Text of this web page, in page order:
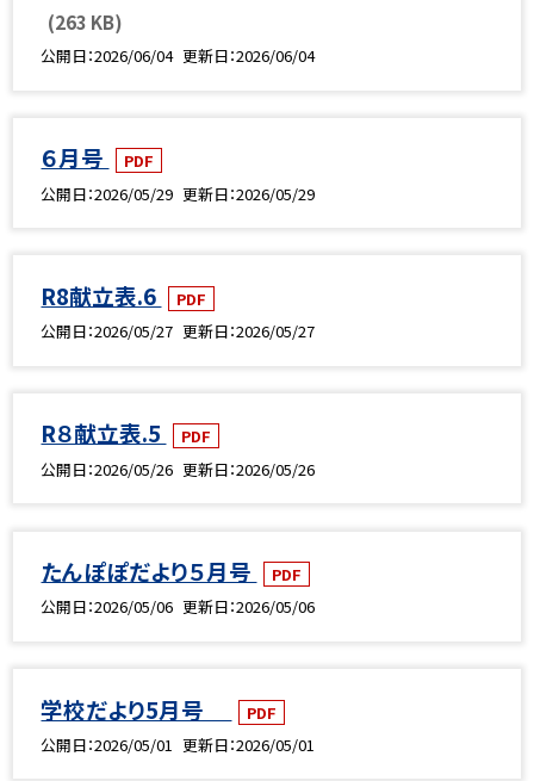
(263 KB)
公開日 2026/06/04 更新日 2026/06/04
６月号
PDF
公開日 2026/05/29 更新日 2026/05/29
R8献立表.6
PDF
公開日 2026/05/27 更新日 2026/05/27
R８献立表.5
PDF
公開日 2026/05/26 更新日 2026/05/26
たんぽぽだより５月号
PDF
公開日 2026/05/06 更新日 2026/05/06
学校だより5月号
PDF
公開日 2026/05/01 更新日 2026/05/01